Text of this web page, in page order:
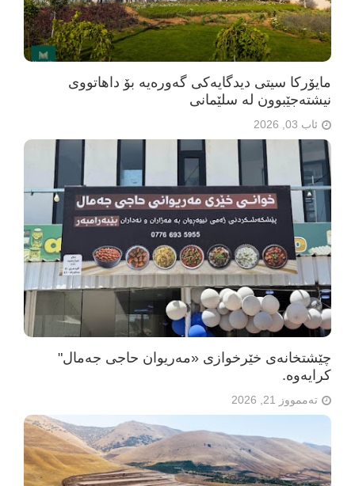
مایۆرکا سیتی دیدگایەکی گەورەیە بۆ داهاتووی
نیشتەجێبوون لە سلێمانی
ئاب 03, 2026
چێشتخانەی خێرخوازی «مەریوان حاجی جەمال"
كرایه‌وه‌.
تەممووز 21, 2026